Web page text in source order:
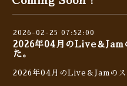
2026-02-25 07:52:00
2026年04月のLive＆Jam
た。
2026年04月のLive＆Jamのス